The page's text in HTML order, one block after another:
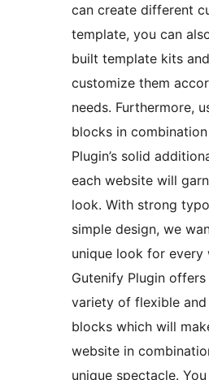
can create different
template, you can
built template kits
customize them
needs. Furthermore,
blocks in
Plugin’s solid
each website will
look. With strong
simple design, we
unique look for every
Gutenify Plugin
variety of flexible
blocks which will
website in
unique spectacle.